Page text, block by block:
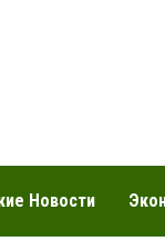
Новости